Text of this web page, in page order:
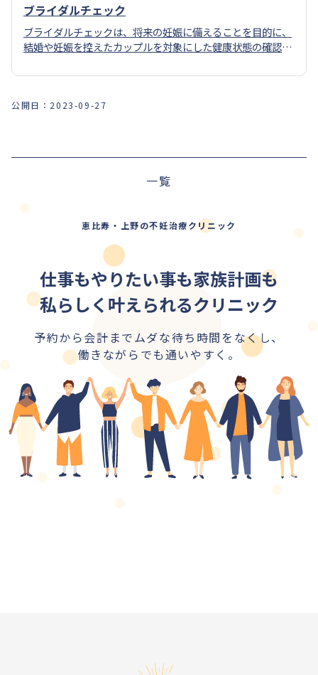
ブライダルチェック
ブライダルチェックは、将来の妊娠に備えることを目的に、
結婚や妊娠を控えたカップルを対象にした健康状態の確認の
公開日： 2023-09-27
一覧
恵比寿・上野の不妊治療クリニック
仕事もやりたい事も家族計画も
私らしく叶えられるクリニック
予約から会計までムダな待ち時間をなくし、
働きながらでも通いやすく。